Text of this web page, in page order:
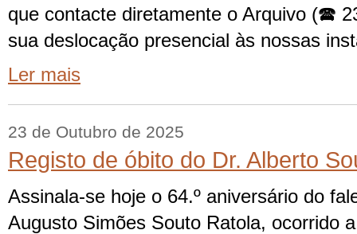
que contacte diretamente o Arquivo (🕿
sua deslocação presencial às nossas
Ler mais
23 de Outubro de 2025
Registo de óbito do Dr. Alberto
Assinala-se hoje o 64.º aniversário do
Augusto Simões Souto Ratola, ocorrido